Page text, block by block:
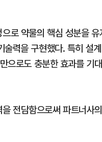
로 약물의 핵심 성분을
력을 구현했다. 특히 설
으로도 충분한 효과를 기
전담함으로써 파트너사